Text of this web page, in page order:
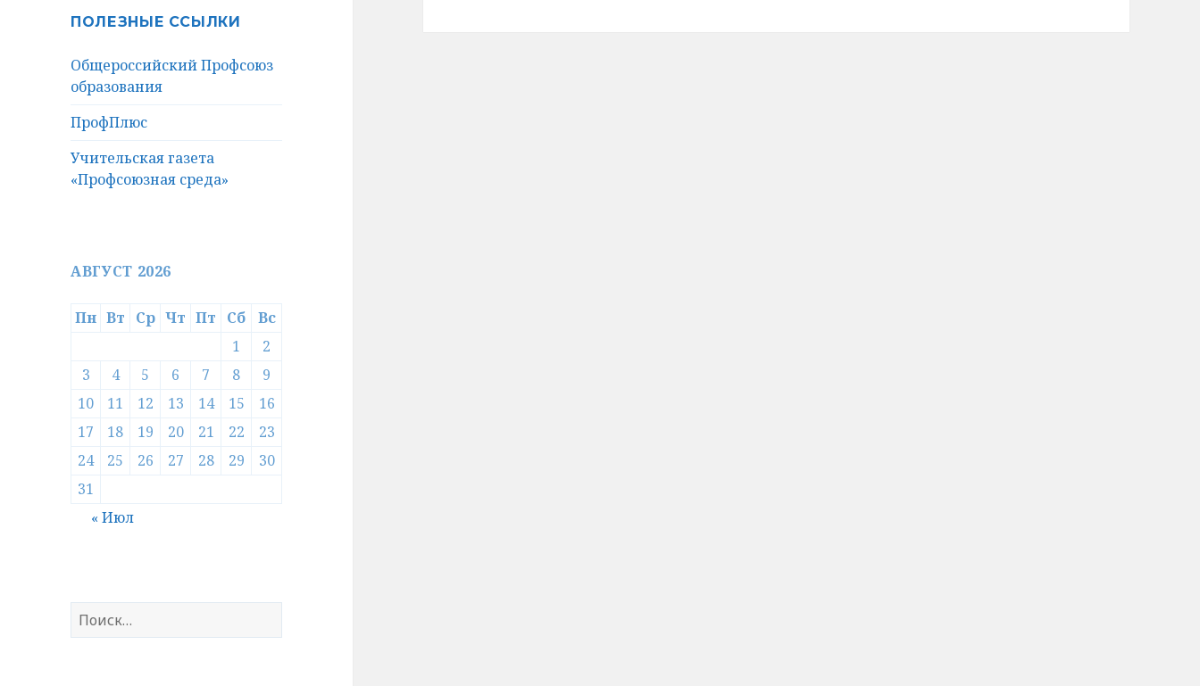
ПОЛЕЗНЫЕ ССЫЛКИ
Общероссийский Профсоюз
образования
ПрофПлюс
Учительская газета
«Профсоюзная среда»
АВГУСТ 2026
Пн Вт Ср Чт Пт Сб
Вс
1
2
3
4 5 6 7 8
9
10
11 12 13 14 15
16
17
18 19 20 21 22
23
24
25 26 27 28 29
30
31
« Июл
Найти: